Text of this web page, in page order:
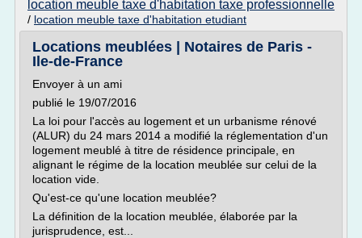
location meuble taxe d'habitation taxe professionnelle
/ location meuble taxe d'habitation etudiant
Locations meublées | Notaires de Paris -
Ile-de-France
Envoyer à un ami
publié le 19/07/2016
La loi pour l'accès au logement et un urbanisme rénové
(ALUR) du 24 mars 2014 a modifié la réglementation d'un
logement meublé à titre de résidence principale, en
alignant le régime de la location meublée sur celui de la
location vide.
Qu'est-ce qu'une location meublée?
La définition de la location meublée, élaborée par la
jurisprudence, est...